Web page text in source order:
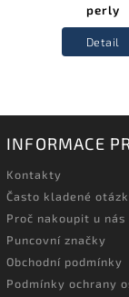
perly
Detail
INFORMACE
Kontakty
Často kladené
Proč nakoupit u nás
Puncovní značky
Obchodní podmínky
Podmínky ochrany